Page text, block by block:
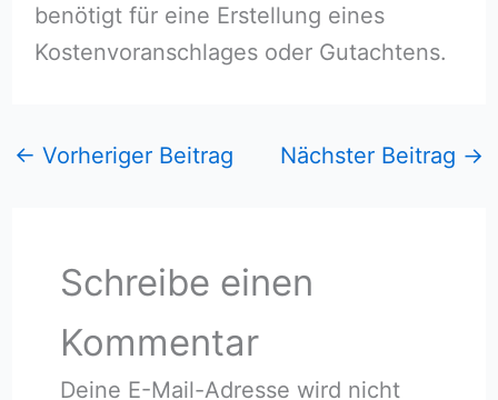
benötigt für eine Erstellung eines
Kostenvoranschlages oder Gutachtens.
← Vorheriger Beitrag Nächster Beitrag →
Schreibe einen
Kommentar
Deine E-Mail-Adresse wird nicht